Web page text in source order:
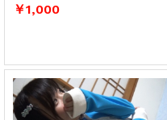
￥1,000